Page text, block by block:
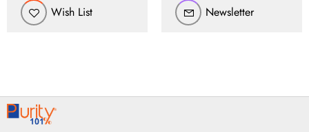
Wish List Newsletter